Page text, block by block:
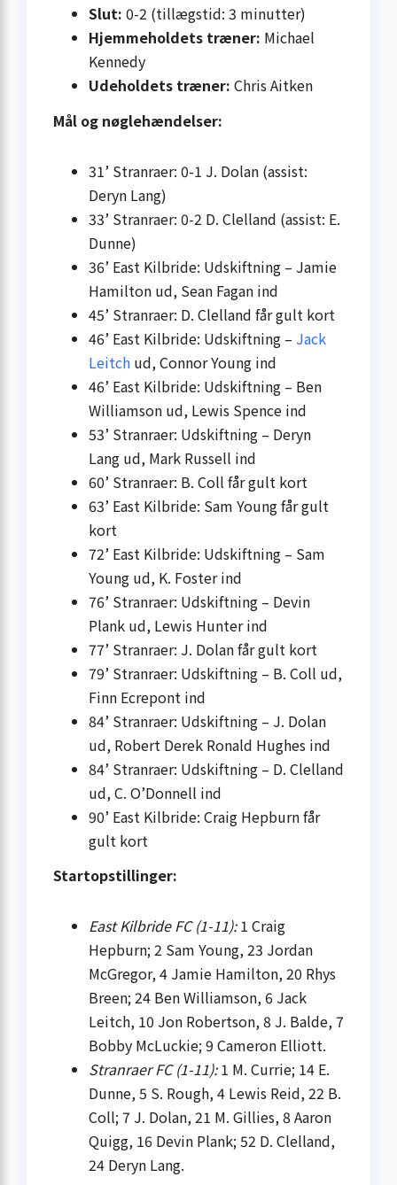
Slut: 0-2 (tillægstid: 3 minutter)
Hjemmeholdets træner: Michael
Kennedy
Udeholdets træner: Chris Aitken
Mål og nøglehændelser:
31’ Stranraer: 0-1 J. Dolan (assist:
Deryn Lang)
33’ Stranraer: 0-2 D. Clelland (assist: E.
Dunne)
36’ East Kilbride: Udskiftning – Jamie
Hamilton ud, Sean Fagan ind
45’ Stranraer: D. Clelland får gult kort
46’ East Kilbride: Udskiftning – Jack
Leitch ud, Connor Young ind
46’ East Kilbride: Udskiftning – Ben
Williamson ud, Lewis Spence ind
53’ Stranraer: Udskiftning – Deryn
Lang ud, Mark Russell ind
60’ Stranraer: B. Coll får gult kort
63’ East Kilbride: Sam Young får gult
kort
72’ East Kilbride: Udskiftning – Sam
Young ud, K. Foster ind
76’ Stranraer: Udskiftning – Devin
Plank ud, Lewis Hunter ind
77’ Stranraer: J. Dolan får gult kort
79’ Stranraer: Udskiftning – B. Coll ud,
Finn Ecrepont ind
84’ Stranraer: Udskiftning – J. Dolan
ud, Robert Derek Ronald Hughes ind
84’ Stranraer: Udskiftning – D. Clelland
ud, C. O’Donnell ind
90’ East Kilbride: Craig Hepburn får
gult kort
Startopstillinger:
East Kilbride FC (1-11):1 Craig
Hepburn; 2 Sam Young, 23 Jordan
McGregor, 4 Jamie Hamilton, 20 Rhys
Breen; 24 Ben Williamson, 6 Jack
Leitch, 10 Jon Robertson, 8 J. Balde, 7
Bobby McLuckie; 9 Cameron Elliott.
Stranraer FC (1-11):1 M. Currie; 14 E.
Dunne, 5 S. Rough, 4 Lewis Reid, 22 B.
Coll; 7 J. Dolan, 21 M. Gillies, 8 Aaron
Quigg, 16 Devin Plank; 52 D. Clelland,
24 Deryn Lang.